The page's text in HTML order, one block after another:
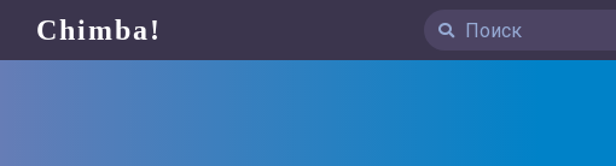
Chimba!